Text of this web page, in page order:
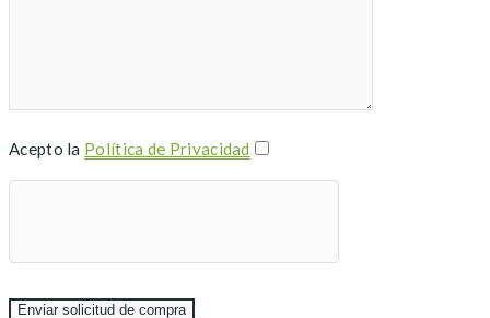
Acepto la Política de Privacidad